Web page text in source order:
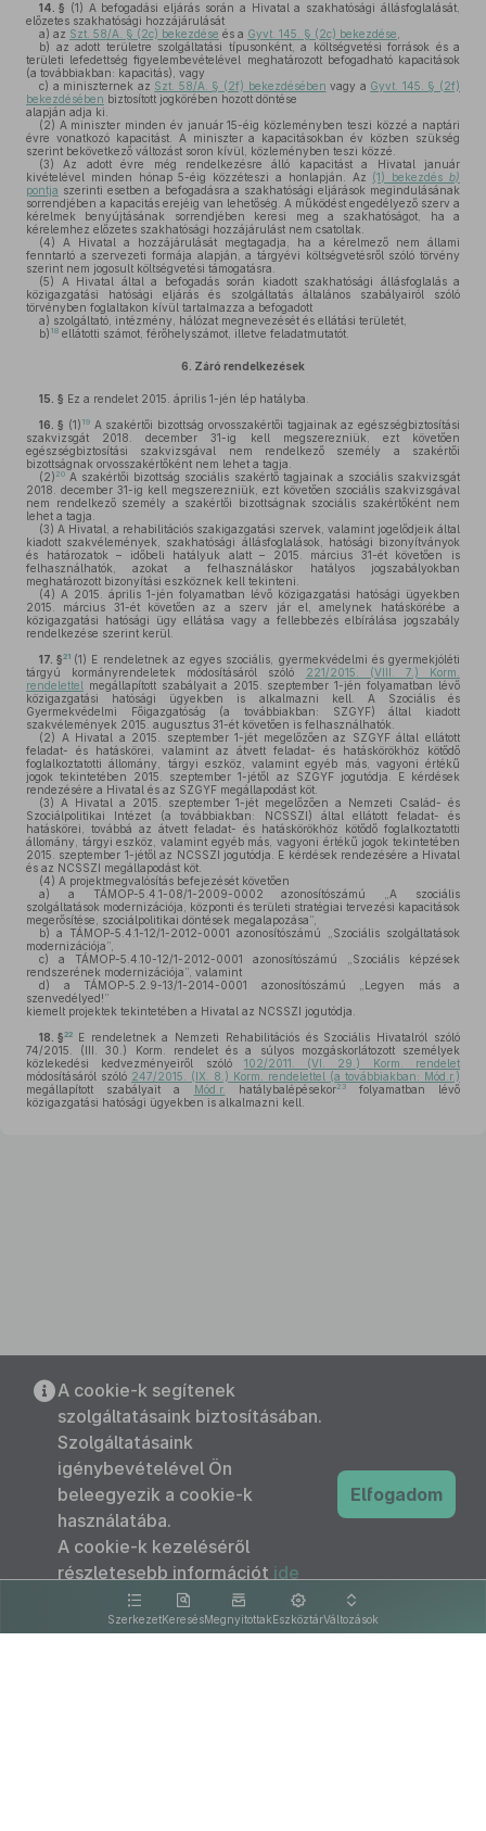
14. § (1) A befogadási eljárás során a Hivatal a szakhatósági állásfoglalását,
előzetes szakhatósági hozzájárulását
a) az Szt. 58/A. § (2c) bekezdése és a Gyvt. 145. § (2c) bekezdése
b) az adott területre szolgáltatási típusonként, a költségvetési források és a
területi lefedettség figyelembevételével meghatározott befogadható kapacitások
(a továbbiakban: kapacitás), vagy
c) a miniszternek az Szt. 58/A. § (2f) bekezdésében vagy a Gyvt. 145. § (2f)
bekezdésében biztosított jogkörében hozott döntése
alapján adja ki.
(2) A miniszter minden év január 15-éig közleményben teszi közzé a naptári
évre vonatkozó kapacitást. A miniszter a kapacitásokban év közben szükség
szerint bekövetkező változást soron kívül, közleményben teszi közzé.
(3) Az adott évre még rendelkezésre álló kapacitást a Hivatal január
kivételével minden hónap 5-éig közzéteszi a honlapján. Az (1) bekezdésb)
pontja szerinti esetben a befogadásra a szakhatósági eljárások megindulásának
sorrendjében a kapacitás erejéig van lehetőség. A működést engedélyező szerv a
kérelmek benyújtásának sorrendjében keresi meg a szakhatóságot, ha a
kérelemhez előzetes szakhatósági hozzájárulást nem csatoltak.
(4) A Hivatal a hozzájárulását megtagadja, ha a kérelmező nem állami
fenntartó a szervezeti formája alapján, a tárgyévi költségvetésről szóló törvény
szerint nem jogosult költségvetési támogatásra.
(5) A Hivatal által a befogadás során kiadott szakhatósági állásfoglalás a
közigazgatási hatósági eljárás és szolgáltatás általános szabályairól szóló
törvényben foglaltakon kívül tartalmazza a befogadott
a) szolgáltató, intézmény, hálózat megnevezését és ellátási területét,
b) 18 ellátotti számot, férőhelyszámot, illetve feladatmutatót.
6. Záró rendelkezések
15. § Ez a rendelet 2015. április 1-jén lép hatályba.
16. § (1) 19A szakértői bizottság orvosszakértői tagjainak az egészségbiztosítási
szakvizsgát 2018. december 31-ig kell megszerezniük, ezt követően
egészségbiztosítási szakvizsgával nem rendelkező személy a szakértői
bizottságnak orvosszakértőként nem lehet a tagja.
(2) 20 A szakértői bizottság szociális szakértő tagjainak a szociális szakvizsgát
2018. december 31-ig kell megszerezniük, ezt követően szociális szakvizsgával
nem rendelkező személy a szakértői bizottságnak szociális szakértőként nem
lehet a tagja.
(3) A Hivatal, a rehabilitációs szakigazgatási szervek, valamint jogelődjeik által
kiadott szakvélemények, szakhatósági állásfoglalások, hatósági bizonyítványok
és határozatok – időbeli hatályuk alatt – 2015. március 31-ét követően is
felhasználhatók, azokat a felhasználáskor hatályos jogszabályokban
meghatározott bizonyítási eszköznek kell tekinteni.
(4) A 2015. április 1-jén folyamatban lévő közigazgatási hatósági ügyekben
2015. március 31-ét követően az a szerv jár el, amelynek hatáskörébe a
közigazgatási hatósági ügy ellátása vagy a fellebbezés elbírálása jogszabály
rendelkezése szerint kerül.
17. §21 (1) E rendeletnek az egyes szociális, gyermekvédelmi és gyermekjóléti
tárgyú kormányrendeletek módosításáról szóló
221/2015. (VIII. 7.) Korm.
rendelettel megállapított szabályait a 2015. szeptember 1-jén folyamatban lévő
közigazgatási hatósági ügyekben is alkalmazni kell. A Szociális és
Gyermekvédelmi Főigazgatóság (a továbbiakban: SZGYF) által kiadott
szakvélemények 2015. augusztus 31-ét követően is felhasználhatók.
(2) A Hivatal a 2015. szeptember 1-jét megelőzően az SZGYF által ellátott
feladat- és hatáskörei, valamint az átvett feladat- és hatáskörökhöz kötődő
foglalkoztatotti állomány, tárgyi eszköz, valamint egyéb más, vagyoni értékű
jogok tekintetében 2015. szeptember 1-jétől az SZGYF jogutódja. E kérdések
rendezésére a Hivatal és az SZGYF megállapodást köt.
(3) A Hivatal a 2015. szeptember 1-jét megelőzően a Nemzeti Család- és
Szociálpolitikai Intézet (a továbbiakban: NCSSZI) által ellátott feladat- és
hatáskörei, továbbá az átvett feladat- és hatáskörökhöz kötődő foglalkoztatotti
állomány, tárgyi eszköz, valamint egyéb más, vagyoni értékű jogok tekintetében
2015. szeptember 1-jétől az NCSSZI jogutódja. E kérdések rendezésére a Hivatal
és az NCSSZI megállapodást köt.
(4) A projektmegvalósítás befejezését követően
a) a TÁMOP-5.4.1-08/1-2009-0002 azonosítószámú „A szociális
szolgáltatások modernizációja, központi és területi stratégiai tervezési kapacitások
megerősítése, szociálpolitikai döntések megalapozása”,
b) a TÁMOP-5.4.1-12/1-2012-0001 azonosítószámú „Szociális szolgáltatások
modernizációja”,
c) a TÁMOP-5.4.10-12/1-2012-0001 azonosítószámú „Szociális képzések
rendszerének modernizációja”, valamint
d) a TÁMOP-5.2.9-13/1-2014-0001 azonosítószámú „Legyen más a
szenvedélyed!”
kiemelt projektek tekintetében a Hivatal az NCSSZI jogutódja.
18. §22
E rendeletnek a Nemzeti Rehabilitációs és Szociális Hivatalról szóló
74/2015. (III. 30.) Korm. rendelet és a súlyos mozgáskorlátozott személyek
közlekedési kedvezményeiről szóló 102/2011. (VI. 29.) Korm. rendelet
módosításáról szóló 247/2015. (IX. 8.) Korm. rendelettel (a továbbiakban: Mód.r.)
megállapított szabályait a
Mód.r. hatálybalépésekor23folyamatban lévő
közigazgatási hatósági ügyekben is alkalmazni kell.
SzerkezetKeresésMegnyitottakEszköztárVáltozások
A cookie-k segítenek
szolgáltatásaink biztosításában.
Szolgáltatásaink
igénybevételével Ön
beleegyezik a cookie-k
használatába.
A cookie-k kezeléséről
részletesebb információt ide
kattintva olvashat.
Elfogadom